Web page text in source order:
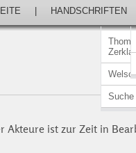
Suche
HANDSCHRIFTEN
Akteure ist zur Zeit in